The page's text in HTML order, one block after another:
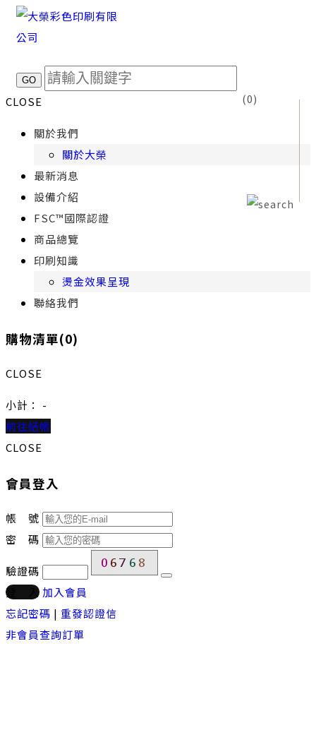
(0)
CLOSE
關於我們
關於大榮
最新消息
設備介紹
FSC™國際認證
商品總覽
印刷知識
燙金效果呈現
聯絡我們
購物清單(0)
CLOSE
小計：
-
前往結帳
CLOSE
會員登入
帳 號
密 碼
驗證碼
登 入加入會員
忘記密碼 | 重發認證信
非會員查詢訂單